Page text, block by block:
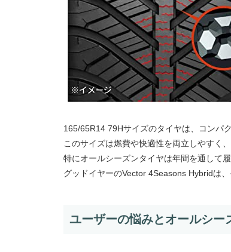
165/65R14 79Hサイズのタイヤは、コンパ
このサイズは燃費や快適性を両立しやすく
特にオールシーズンタイヤは年間を通して
グッドイヤーのVector 4Seasons Hybridは
ユーザーの悩みとオールシー